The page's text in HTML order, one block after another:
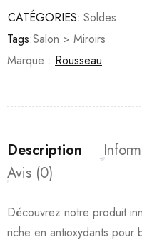
CATÉGORIES: Soldes
Tags:Salon > Miroirs
Marque : Rousseau
Description
Avis (0)
Découvrez notre produit
riche en antioxydants pour